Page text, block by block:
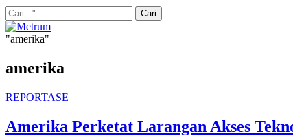
"amerika"
amerika
REPORTASE
Amerika Perketat Larangan Akses